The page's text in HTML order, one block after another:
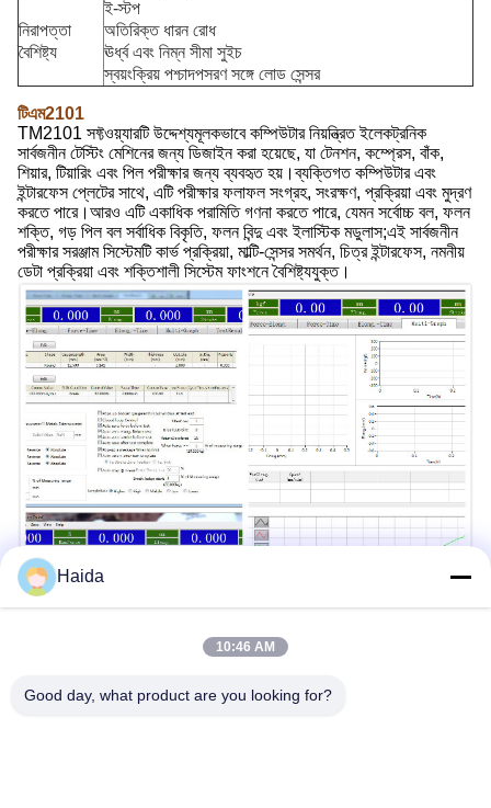
নিরাপত্তা
বৈশিষ্ট্য
ই-স্টপ
অতিরিক্ত ধারন রোধ
ঊর্ধ্ব এবং নিম্ন সীমা সুইচ
স্বয়ংক্রিয় পশ্চাদপসরণ সঙ্গে লোড সেন্সর
টিএম2101
TM2101 সফ্টওয়্যারটি উদ্দেশ্যমূলকভাবে কম্পিউটার নিয়ন্ত্রিত ইলেকট্রনিক
সার্বজনীন টেস্টিং মেশিনের জন্য ডিজাইন করা হয়েছে, যা টেনশন, কম্প্রেস, বাঁক,
শিয়ার, টিয়ারিং এবং পিল পরীক্ষার জন্য ব্যবহৃত হয়।ব্যক্তিগত কম্পিউটার এবং
ইন্টারফেস প্লেটের সাথে, এটি পরীক্ষার ফলাফল সংগ্রহ, সংরক্ষণ, প্রক্রিয়া এবং মুদ্রণ
করতে পারে।আরও এটি একাধিক পরামিতি গণনা করতে পারে, যেমন সর্বোচ্চ বল, ফলন
শক্তি, গড় পিল বল সর্বাধিক বিকৃতি, ফলন বিন্দু এবং ইলাস্টিক মডুলাস;এই সার্বজনীন
পরীক্ষার সরঞ্জাম সিস্টেমটি কার্ভ প্রক্রিয়া, মাল্টি-সেন্সর সমর্থন, চিত্র ইন্টারফেস, নমনীয়
ডেটা প্রক্রিয়া এবং শক্তিশালী সিস্টেম ফাংশনে বৈশিষ্ট্যযুক্ত।
Haida
10:46 AM
Good day, what product are you looking for?